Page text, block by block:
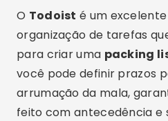
O Todoist é um
organização de tarefas
para criar uma packing
você pode definir prazos
arrumação da mala,
feito com antecedência e